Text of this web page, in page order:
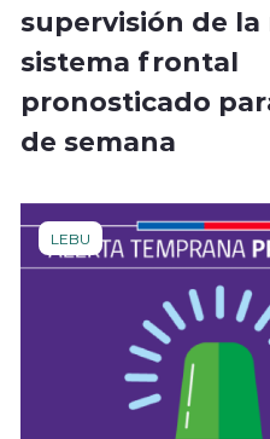
supervisión de la
sistema frontal
pronosticado
de semana
LEBU